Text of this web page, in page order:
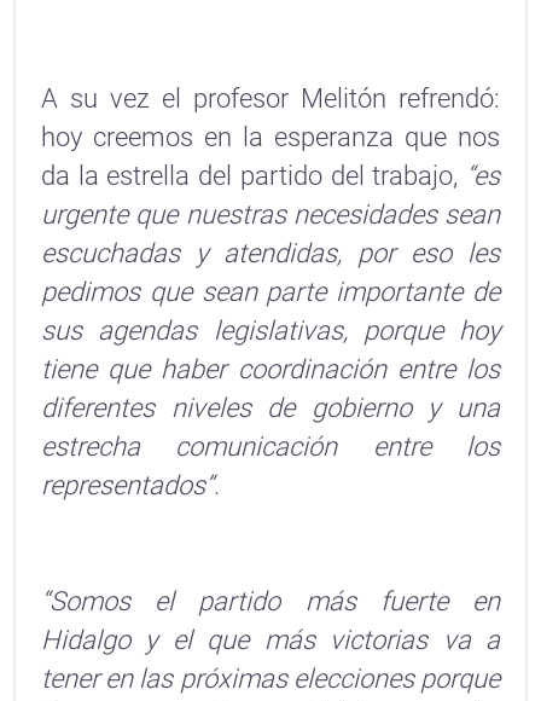
A su vez el profesor Melitón refrendó:
hoy creemos en la esperanza que nos
da la estrella del partido del trabajo, “es
urgente que nuestras necesidades sean
escuchadas y atendidas, por eso les
pedimos que sean parte importante de
sus agendas legislativas, porque hoy
tiene que haber coordinación entre los
diferentes niveles de gobierno y una
estrecha comunicación entre los
representados”.
“Somos el partido más fuerte en
Hidalgo y el que más victorias va a
tener en las próximas elecciones porque